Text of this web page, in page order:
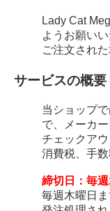
Lady Cat
ようお願いい
ご注文され
サービスの概要
当ショップ
で、メーカ
チェックア
消費税、手数
締切日：毎週
毎週木曜日